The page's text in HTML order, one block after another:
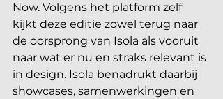
Now. Volgens het platform zelf
kijkt deze editie zowel terug naar
de oorsprong van Isola als vooruit
naar wat er nu en straks relevant is
in design. Isola benadrukt daarbij
showcases, samenwerkingen en